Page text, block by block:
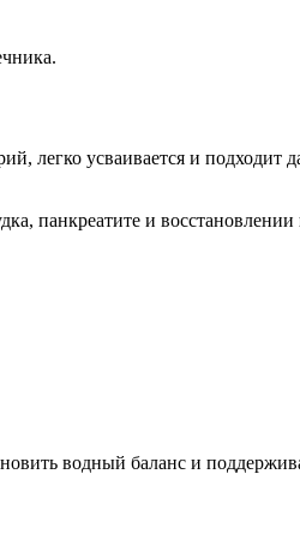
легко усваивается и
панкреатите и
водный баланс и